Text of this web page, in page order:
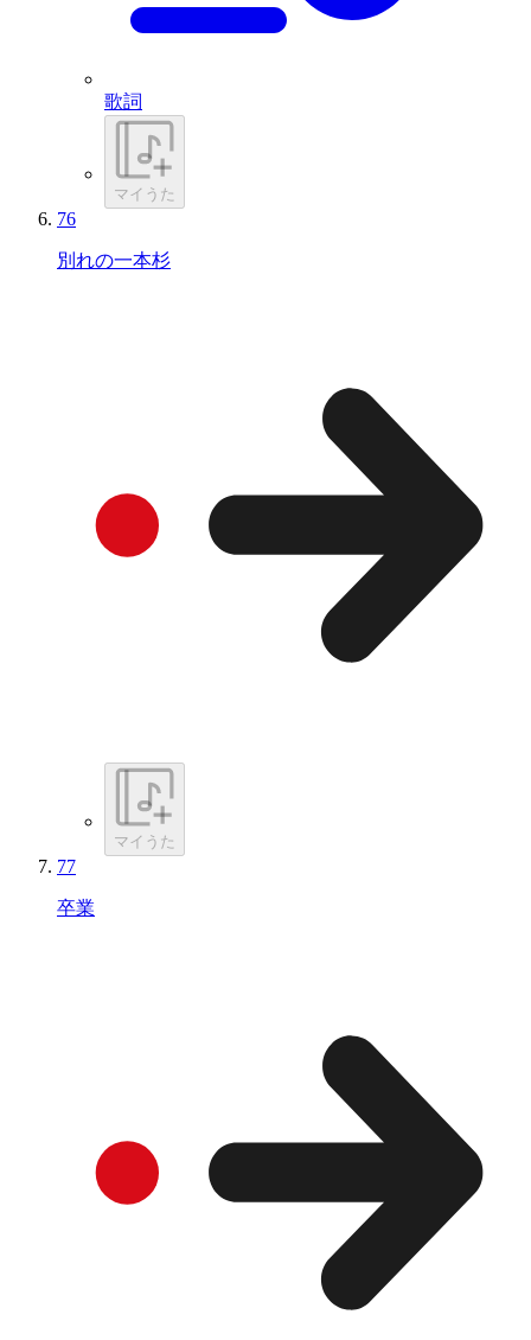
歌詞
マイうた
76
別れの一本杉
マイうた
77
卒業